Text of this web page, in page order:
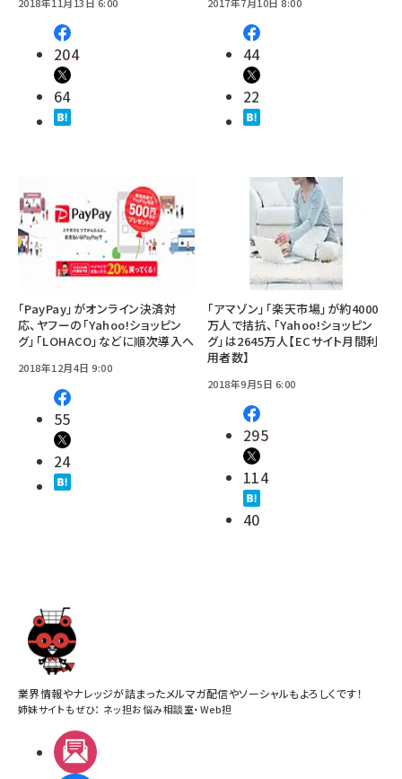
2018年11月13日 6:00
204
64
2017年7月10日 8:00
44
22
「PayPay」がオンライン決済対
応、ヤフーの「Yahoo!ショッピン
グ」「LOHACO」などに順次導入へ
2018年12月4日 9:00
55
24
「アマゾン」「楽天市場」が約4000
万人で拮抗、「Yahoo!ショッピン
グ」は2645万人【ECサイト月間利
用者数】
2018年9月5日 6:00
295
114
40
業界情報やナレッジが詰まったメルマガ配信やソーシャルもよろしくです！
姉妹サイトもぜひ： ネッ担お悩み相談室・Web担